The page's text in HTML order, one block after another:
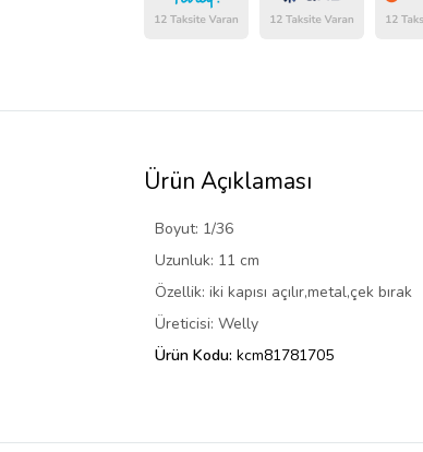
Ürün Açıklaması
Boyut: 1/36
Uzunluk: 11 cm
Özellik: iki kapısı açılır,metal,çek bırak
Üreticisi: Welly
Ürün Kodu: kcm81781705